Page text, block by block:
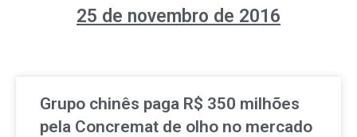
25 de novembro de 2016
Grupo chinês paga R$ 350 milhões
pela Concremat de olho no mercado